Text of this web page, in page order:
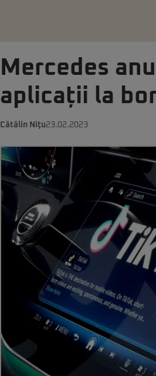
Mercedes
aplicații la
Cătălin Niţu23.02.2023